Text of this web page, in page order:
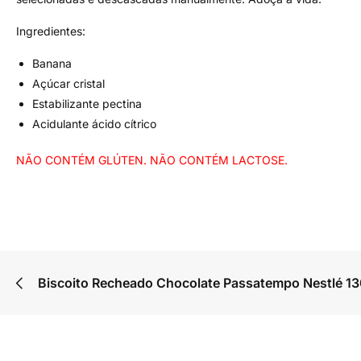
Ingredientes:
Banana
Açúcar cristal
Estabilizante pectina
Acidulante ácido cítrico
NÃO CONTÉM GLÚTEN. NÃO CONTÉM LACTOSE.
Biscoito Recheado Chocolate Passatempo Nestlé